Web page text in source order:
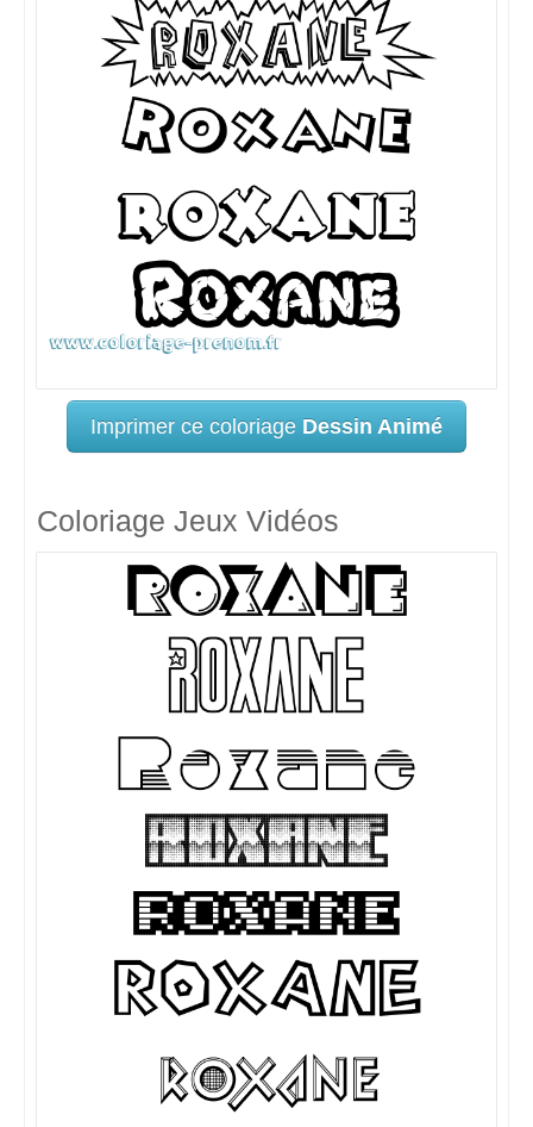
Imprimer ce coloriage Dessin Animé
Coloriage Jeux Vidéos